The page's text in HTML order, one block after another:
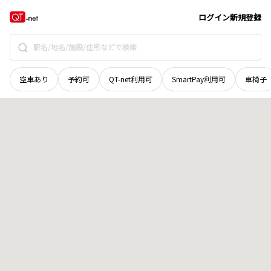
ログイン新規登録
空車あり 予約可 QT-net利用可 SmartPay利用可 車椅子
岡山県